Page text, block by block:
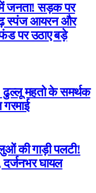
में जनता! सड़क पर
स्पंज आयरन और
पर उठाए बड़े
ढुल्लू महतो के समर्थक
की गाड़ी पलटी!
दर्जनभर घायल